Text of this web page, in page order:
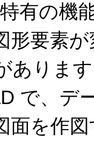
有の機
形要素
ありま
で、デ
面を作